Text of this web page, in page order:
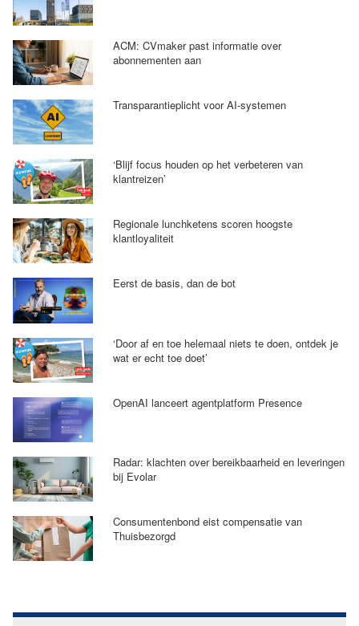
ACM: CVmaker past informatie over
abonnementen aan
Transparantieplicht voor AI-systemen
‘Blijf focus houden op het verbeteren van
klantreizen’
Regionale lunchketens scoren hoogste
klantloyaliteit
Eerst de basis, dan de bot
‘Door af en toe helemaal niets te doen, ontdek je
wat er echt toe doet’
OpenAI lanceert agentplatform Presence
Radar: klachten over bereikbaarheid en leveringen
bij Evolar
Consumentenbond eist compensatie van
Thuisbezorgd